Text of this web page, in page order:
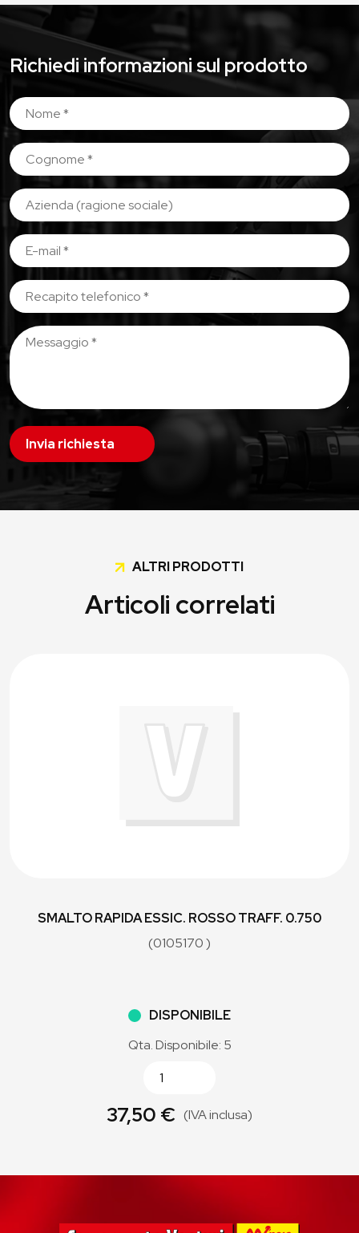
Richiedi informazioni sul prodotto
Invia richiesta
ALTRI PRODOTTI
Articoli correlati
SMALTO RAPIDA ESSIC. ROSSO TRAFF. 0.750
(0105170 )
DISPONIBILE
Qta. Disponibile: 5
37,50 € (IVA inclusa)